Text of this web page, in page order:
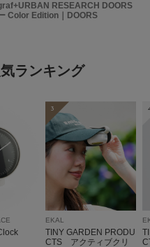
RESEARCH DOORS
Color Edition｜DOORS
ランキング
3
EKAL
TINY GARDEN PRODU
CTS アクティブクリ